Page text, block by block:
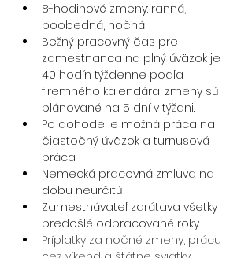
8-hodinové zmeny: ranná,
poobedná, nočná
Bežný pracovný čas pre
zamestnanca na plný úväzok je
40 hodín týždenne podľa
firemného kalendára; zmeny sú
plánované na 5 dní v týždni.
Po dohode je možná práca na
čiastočný úväzok a turnusová
práca.
Nemecká pracovná zmluva na
dobu neurčitú
Zamestnávateľ zarátava všetky
predošlé odpracované roky
Príplatky za nočné zmeny, prácu